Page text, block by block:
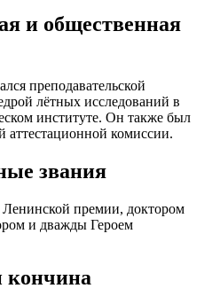
и общественная
преподавательской
лётных исследований в
институте. Он также был
комиссии.
звания
Ленинской премии, доктором
и дважды Героем
кончина